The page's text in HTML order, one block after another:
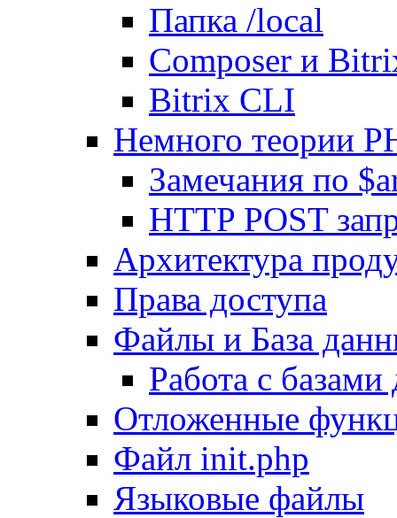
Папка /local
Composer и
Bitrix CLI
Немного теории
Замечания по
HTTP POST
Архитектура
Права доступа
Файлы и База
Работа с
Отложенные
Файл init.php
Языковые файлы